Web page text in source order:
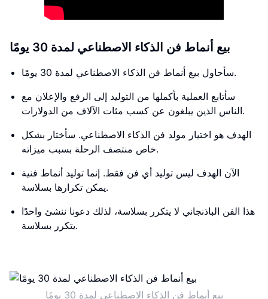
بيع أنماط فن الذكاء الاصطناعي لمدة 30 يومًا
سأحاول بيع أنماط فن الذكاء الاصطناعي لمدة 30 يومًا.
سأتابع العملية بأكملها من التوليد إلى الرفع والإعلان مع
الناس الذين يبلغون عن كسب مئات الآلاف من الدولارات.
الهدف هو اختيار مولد فن الذكاء الاصطناعي. سأختار بشكل
خاص منتصف الرحلة بسبب ميزاته.
الآن الهدف ليس توليد أي فن فقط. إنما توليد أنماط فنية
يمكن تكرارها بسلاسة.
هذا الفن الباذنجاني لا يتكرر بسلاسة، لذلك دعونا ننشئ واحدًا
يتكرر بسلاسة.
بيع أنماط فن الذكاء الاصطناعي لمدة 30 يومًا